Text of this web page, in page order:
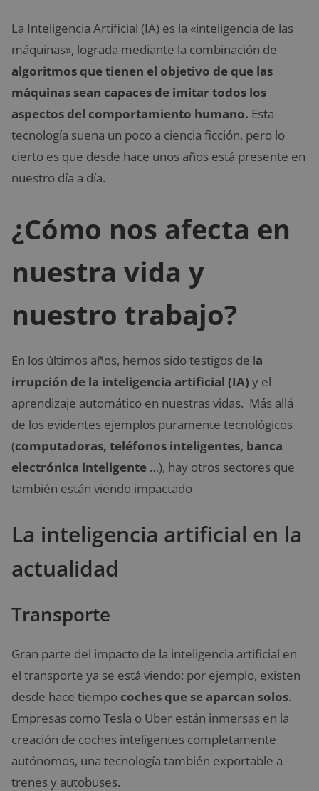
La Inteligencia Artificial (IA) es la «inteligencia de las
máquinas», lograda mediante la combinación de
algoritmos que tienen el objetivo de que las
máquinas sean capaces de imitar todos los
aspectos del comportamiento humano. Esta
tecnología suena un poco a ciencia ficción, pero lo
cierto es que desde hace unos años está presente en
nuestro día a día.
¿Cómo nos afecta en
nuestra vida y
nuestro trabajo?
En los últimos años, hemos sido testigos de la
irrupción de la inteligencia artificial (IA) y el
aprendizaje automático en nuestras vidas. Más allá
de los evidentes ejemplos puramente tecnológicos
(computadoras, teléfonos inteligentes, banca
electrónica inteligente …), hay otros sectores que
también están viendo impactado
La inteligencia artificial en la
actualidad
Transporte
Gran parte del impacto de la inteligencia artificial en
el transporte ya se está viendo: por ejemplo, existen
desde hace tiempo coches que se aparcan solos.
Empresas como Tesla o Uber están inmersas en la
creación de coches inteligentes completamente
autónomos, una tecnología también exportable a
trenes y autobuses.